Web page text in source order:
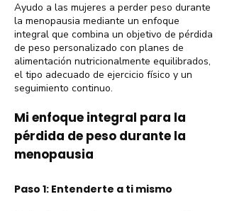
Ayudo a las mujeres a perder peso durante
la menopausia mediante un enfoque
integral que combina un objetivo de pérdida
de peso personalizado con planes de
alimentación nutricionalmente equilibrados,
el tipo adecuado de ejercicio físico y un
seguimiento continuo.
Mi enfoque integral para la
pérdida de peso durante la
menopausia
Paso 1: Entenderte a ti mismo